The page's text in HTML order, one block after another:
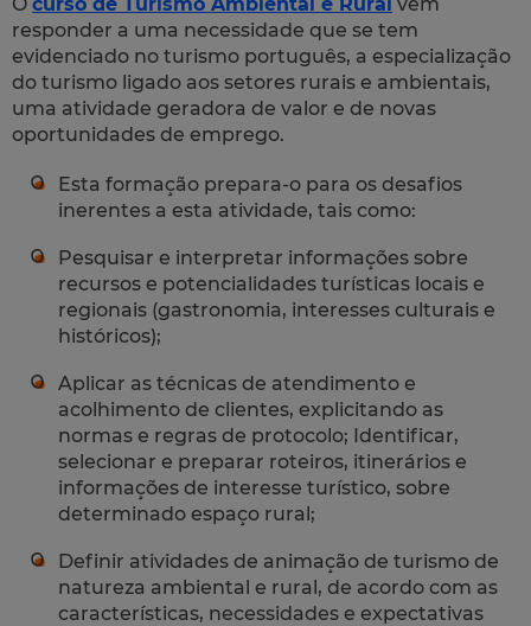
responder a uma necessidade que se tem
evidenciado no turismo português, a especialização
do turismo ligado aos setores rurais e ambientais,
uma atividade geradora de valor e de novas
oportunidades de emprego.
Esta formação prepara-o para os desafios
inerentes a esta atividade, tais como:
Pesquisar e interpretar informações sobre
recursos e potencialidades turísticas locais e
regionais (gastronomia, interesses culturais e
históricos);
Aplicar as técnicas de atendimento e
acolhimento de clientes, explicitando as
normas e regras de protocolo; Identificar,
selecionar e preparar roteiros, itinerários e
informações de interesse turístico, sobre
determinado espaço rural;
Definir atividades de animação de turismo de
natureza ambiental e rural, de acordo com as
características, necessidades e expectativas